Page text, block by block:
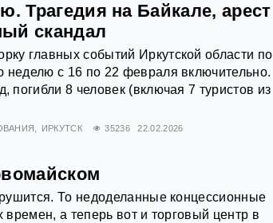
Трагедия на Байкале, арест
скандал
главных событий Иркутской области по
с 16 по 22 февраля включительно.
8 человек (включая 7 туристов из
ИРКУТСК 35236 22.02.2026
То недоделанные концессионные
времен, а теперь вот и торговый центр в